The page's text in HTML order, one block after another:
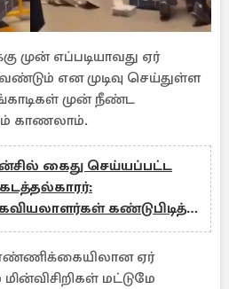
முன் எப்படியாவது ஏர்
என முடிவு செய்துள்ள
முன் நீண்ட
காணலாம்.
கைது செய்யப்பட்ட
கண்டுபிடித்த
தகவல்
எண்ணிக்கையிலான ஏர்
மட்டுமே